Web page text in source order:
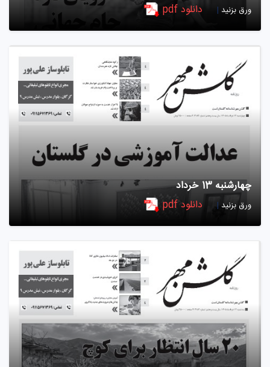
ورق بزنید | دانلود pdf
چهارشنبه 13 خرداد
ورق بزنید| دانلود pdf